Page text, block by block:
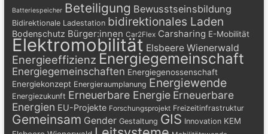
Batteriespeicher Beteiligung Bewusstseinsbildung
Bidirektionale Ladestation bidirektionales Laden
Bodenschutz Bürger:innen Car2Flex Carsharing E-Mobilität
Elektromobilität Elsbeere Wienerwald
Energieeffizienz Energiegemeinschaft
Energiegemeinschaften Energiegenossenschaft
Energiekonzept Energieraumplanung Energiewende
Energiezukunft Erneuerbare Energie Erneuerbare
Energien EU-Projekte Forschungsprojekt Freizeitinfrastruktur
Gemeinsam Gender Gestaltung GIS Innovation KEM